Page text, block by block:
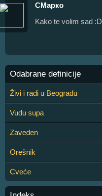
СМарко
Kako te volim sad :D
Odabrane definicije
Živi i radi u Beogradu
Vudu supa
Zaveden
Orešnik
Cveće